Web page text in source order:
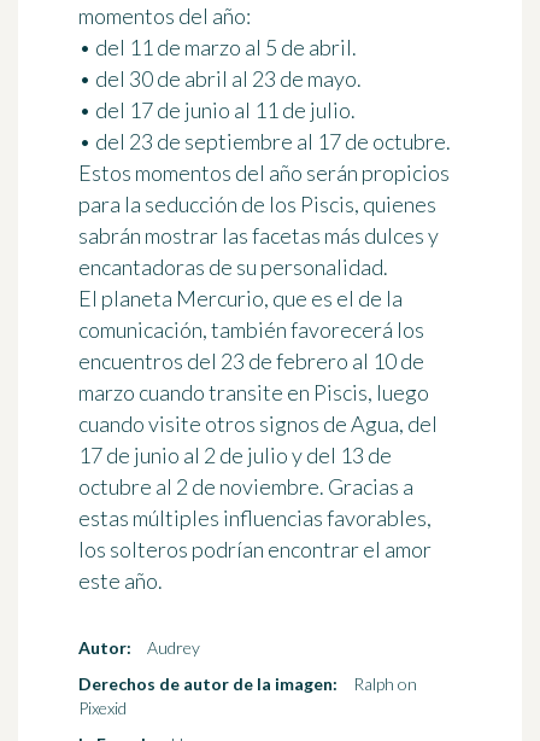
momentos del año:
• del 11 de marzo al 5 de abril.
• del 30 de abril al 23 de mayo.
• del 17 de junio al 11 de julio.
• del 23 de septiembre al 17 de octubre.
Estos momentos del año serán propicios
para la seducción de los Piscis, quienes
sabrán mostrar las facetas más dulces y
encantadoras de su personalidad.
El planeta Mercurio, que es el de la
comunicación, también favorecerá los
encuentros del 23 de febrero al 10 de
marzo cuando transite en Piscis, luego
cuando visite otros signos de Agua, del
17 de junio al 2 de julio y del 13 de
octubre al 2 de noviembre. Gracias a
estas múltiples influencias favorables,
los solteros podrían encontrar el amor
este año.
Autor:
Audrey
Derechos de autor de la imagen:
Ralph on
Pixexid